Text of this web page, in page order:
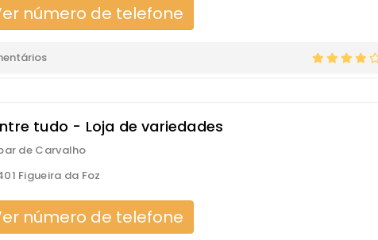
número de telefone
tudo - Loja de variedades
de Carvalho
Figueira da Foz
número de telefone